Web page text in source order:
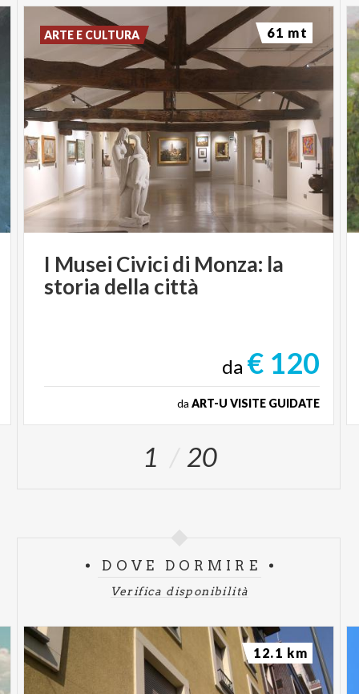
I Musei Civici di Monza: la
storia della città
da € 120
da ART-U VISITE GUIDATE
ARTE E CULTURA 61 mt
1 20
DOVE DORMIRE
Verifica disponibilità
12.1 km